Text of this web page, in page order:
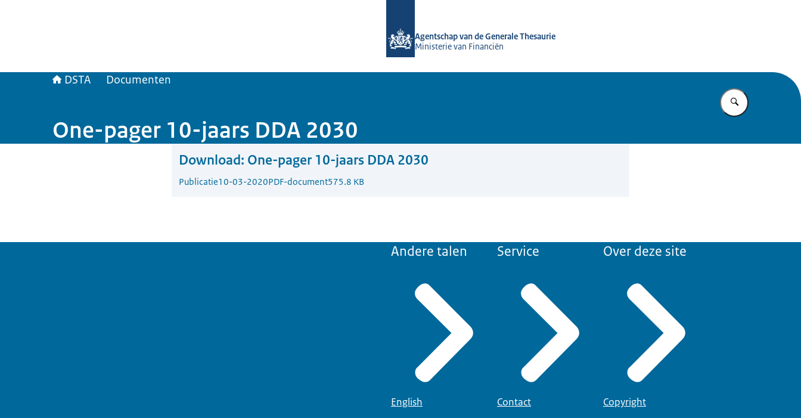
Agentschap van de Generale Thesaurie
Ministerie van Financiën
DSTA Documenten
Vul in wat u
One-pager 10-jaars DDA 2030
Download: One-pager 10-jaars DDA 2030
Publicatie10-03-2020PDF-document575.8 KB
Andere talen
English
Service
Contact
Over deze site
Copyright